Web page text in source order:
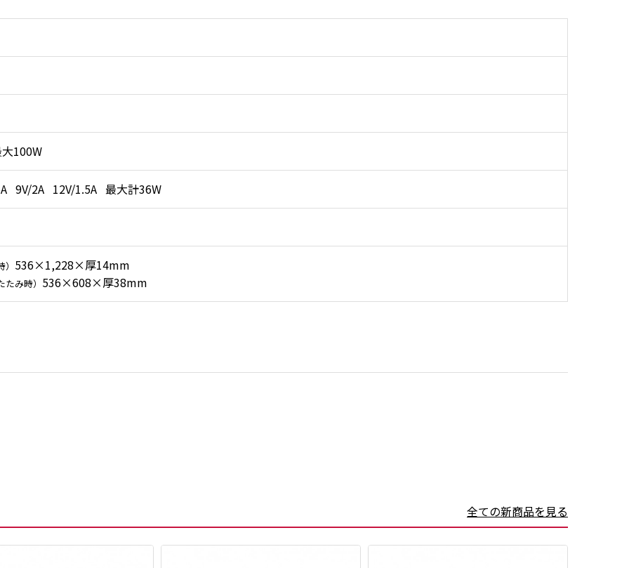
100W
9V/2A 12V/1.5A 最大計36W
536×1,228×厚14mm
み時） 536×608×厚38mm
全ての新商品を見る